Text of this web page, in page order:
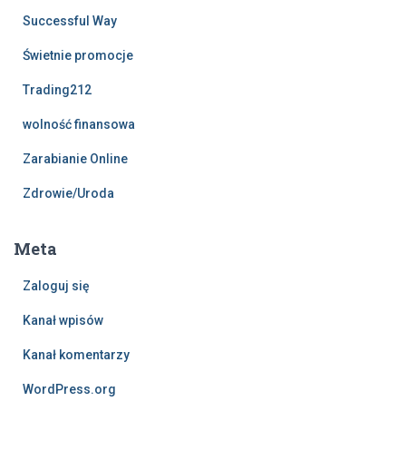
Successful Way
Świetnie promocje
Trading212
wolność finansowa
Zarabianie Online
Zdrowie/Uroda
Meta
Zaloguj się
Kanał wpisów
Kanał komentarzy
WordPress.org